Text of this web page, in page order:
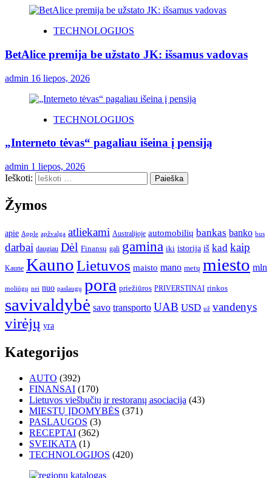
TECHNOLOGIJOS
BetAlice premija be užstato JK: išsamus vadovas
admin 16 liepos, 2026
TECHNOLOGIJOS
„Interneto tėvas“ pagaliau išeina į pensiją
admin 1 liepos, 2026
Ieškoti:
Žymos
apie Apple apžvalga atliekami Australijoje automobilių bankas banko bus
darbai daugiau Dėl Finansų gali gamina iki istorija iš kad kaip
Kaune KaunoLietuvos maisto mano metų miesto mln
moliūgų nei nuo paslaugų pora priežiūros PRIVERSTINAI rinkos
savivaldybė savo transporto UAB USD už vandenys
virėjų yra
Kategorijos
AUTO (392)
FINANSAI (170)
Lietuvos viešbučių ir restoranų asociacija (43)
MIESTŲ ĮDOMYBĖS (371)
PASLAUGOS (3)
RECEPTAI (362)
SVEIKATA (1)
TECHNOLOGIJOS (420)